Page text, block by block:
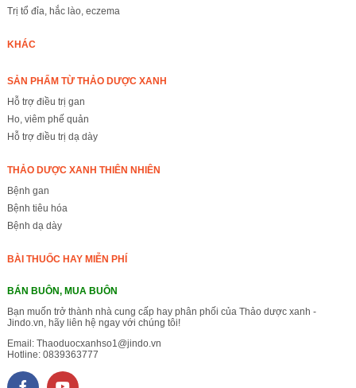
Trị tổ đỉa, hắc lào, eczema
KHÁC
SẢN PHẨM TỪ THẢO DƯỢC XANH
Hỗ trợ điều trị gan
Ho, viêm phế quản
Hỗ trợ điều trị dạ dày
THẢO DƯỢC XANH THIÊN NHIÊN
Bệnh gan
Bệnh tiêu hóa
Bệnh dạ dày
BÀI THUỐC HAY MIỄN PHÍ
BÁN BUÔN, MUA BUÔN
Bạn muốn trở thành nhà cung cấp hay phân phối của Thảo dược xanh -
Jindo.vn, hãy liên hệ ngay với chúng tôi!
Email: Thaoduocxanhso1@jindo.vn
Hotline: 0839363777